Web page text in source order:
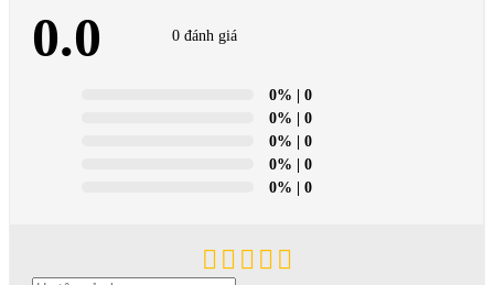
0.0 0 đánh giá
0% | 0
0% | 0
0% | 0
0% | 0
0% | 0